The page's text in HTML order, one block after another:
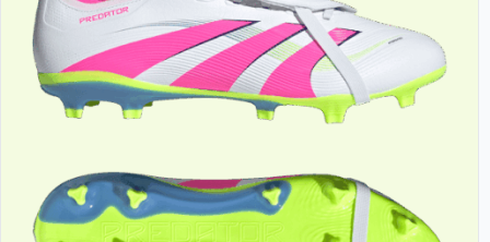
Die
Optionen
können
Produktseite